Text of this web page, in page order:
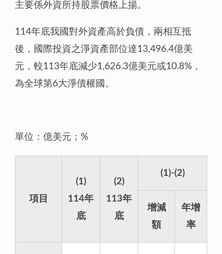
主要係外資所持股票價格上揚。
114年底我國對外資產高於負債，兩相互抵
後，國際投資之淨資產部位達13,496.4億美
元，較113年底減少1,626.3億美元或10.8%，
為全球第6大淨債權國。
單位：億美元；%
項目
(1)
114年
底
(2)
113年
底
(1)-(2)
增減
額
年增
率